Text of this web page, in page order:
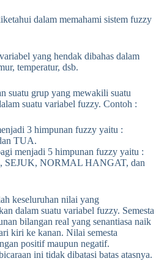
dalam memahami sistem fuzzy
yang hendak dibahas dalam
temperatur, dsb.
suatu grup yang mewakili suatu
suatu variabel fuzzy. Contoh :
3 himpunan fuzzy yaitu :
TUA.
menjadi 5 himpunan fuzzy yaitu :
NORMAL HANGAT, dan
keseluruhan nilai yang
dalam suatu variabel fuzzy. Semesta
bilangan real yang senantiasa naik
kiri ke kanan. Nilai semesta
positif maupun negatif.
ini tidak dibatasi batas atasnya.